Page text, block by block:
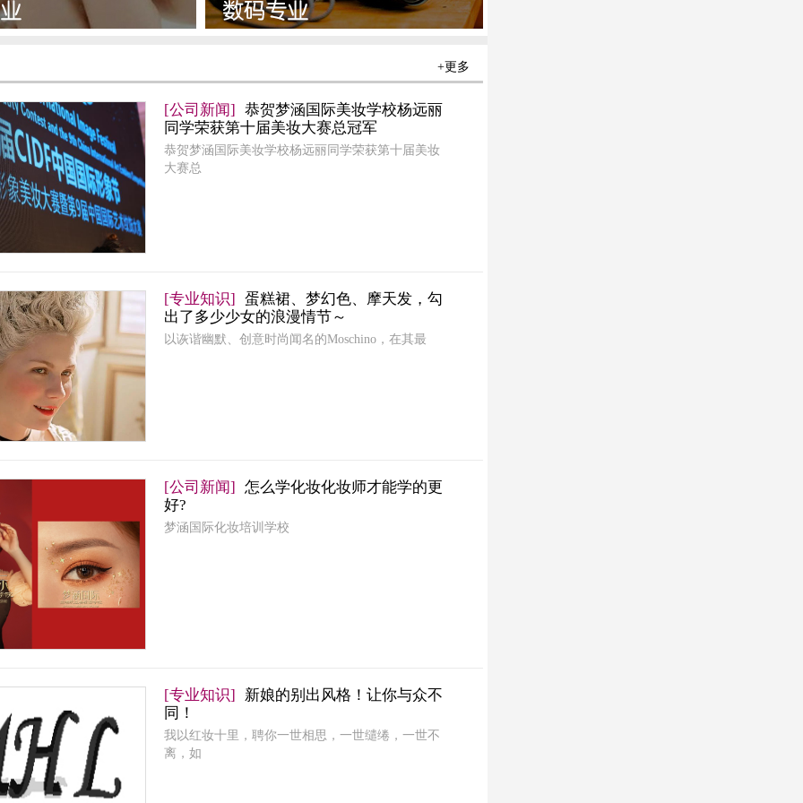
+更多
[公司新闻] 恭贺梦涵国际美妆学校杨远丽
同学荣获第十届美妆大赛总冠军
恭贺梦涵国际美妆学校杨远丽同学荣获第十届美妆
大赛总
[专业知识] 蛋糕裙、梦幻色、摩天发，勾
出了多少少女的浪漫情节～
以诙谐幽默、创意时尚闻名的Moschino，在其最
[公司新闻] 怎么学化妆化妆师才能学的更
好?
梦涵国际化妆培训学校
[专业知识]
新娘的别出风格！让你与众不
同！
我以红妆十里，聘你一世相思，一世缱绻，一世不
离，如